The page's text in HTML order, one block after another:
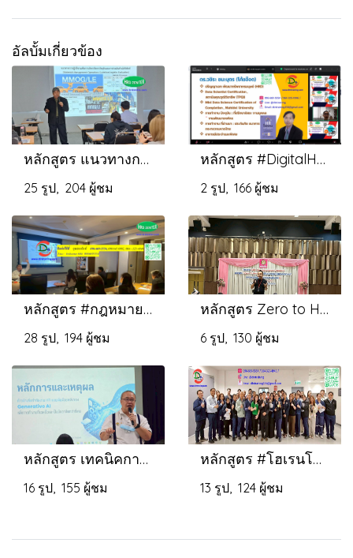
อัลบั้มเกี่ยวข้อง
หลักสูตร แนวทางการปฏิบัติงานเพื่อการบริหารจัดการวัตถุดิบและการประเมินด้านโลจิสติกส์
25 รูป, 204 ผู้ชม
หลักสูตร #DigitalHRการวิเคราะห์ข้อมูลบุคลากรHRAnalyticsเชิงพรรณนา
2 รูป, 166 ผู้ชม
หลักสูตร #กฎหมายแรงงานสำหรับนายจ้างและผู้บริหารงานบุคคลปี 2569
28 รูป, 194 ผู้ชม
หลักสูตร Zero to Hero สร้างทักษะจากศูนย์ สู่สุดยอดนักขาย
6 รูป, 130 ผู้ชม
หลักสูตร เทคนิคการใช้งาน Chat GPT & AI อย่างมืออาชีพ
16 รูป, 155 ผู้ชม
หลักสูตร #โฮเรนโซ (HoRenSo) เพื่อการทำงานที่มีประสิทธิภาพ
13 รูป, 124 ผู้ชม